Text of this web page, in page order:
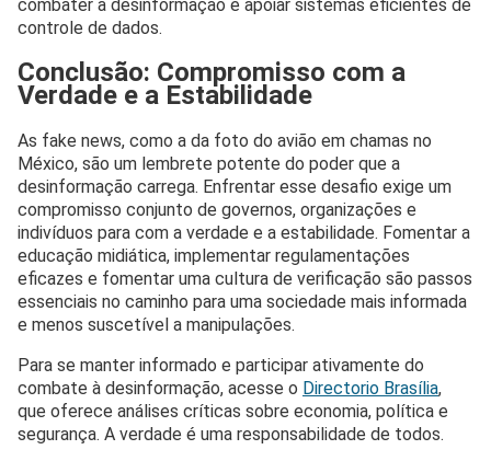
combater a desinformação e apoiar sistemas eficientes de
controle de dados.
Conclusão: Compromisso com a
Verdade e a Estabilidade
As fake news, como a da foto do avião em chamas no
México, são um lembrete potente do poder que a
desinformação carrega. Enfrentar esse desafio exige um
compromisso conjunto de governos, organizações e
indivíduos para com a verdade e a estabilidade. Fomentar a
educação midiática, implementar regulamentações
eficazes e fomentar uma cultura de verificação são passos
essenciais no caminho para uma sociedade mais informada
e menos suscetível a manipulações.
Para se manter informado e participar ativamente do
combate à desinformação, acesse o Directorio Brasília,
que oferece análises críticas sobre economia, política e
segurança. A verdade é uma responsabilidade de todos.